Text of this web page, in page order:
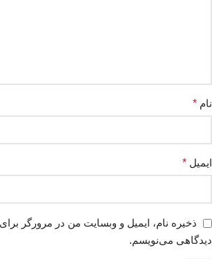
نام *
ایمیل *
ذخیره نام، ایمیل و وبسایت من در مرورگر
دیدگاهی می‌نویسم.